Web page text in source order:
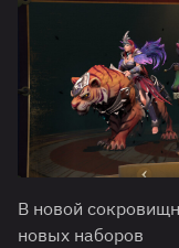
В новой
новых наборов